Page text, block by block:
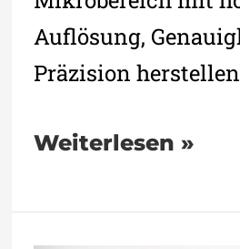
Auflösung,
Präzision
Weiterlesen »